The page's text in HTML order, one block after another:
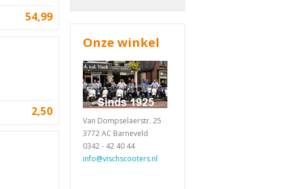
54,99
2,50
Onze winkel
Van Dompselaerstr. 25
3772 AC Barneveld
0342 - 42 40 44
info@vischscooters.nl